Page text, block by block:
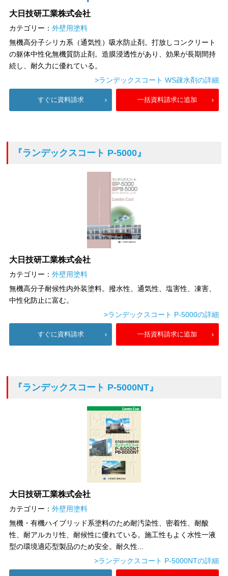
大日技研工業株式会社
カテゴリー：外壁用塗料
無機高分子シリカ系（通気性）吸水防止剤。打放しコンクリート
の躯体中性化無機質防止剤。造膜浸透性があり、効果が長期間持
続し、耐久力に優れている。
>ランデックスコート WS疎水剤の詳細
すぐに資料請求 一括資料請求に追加
『ランデックスコート P-5000』
大日技研工業株式会社
カテゴリー：外壁用塗料
無機高分子耐候性内外装塗料。撥水性、通気性、塩害性、凍害、
中性化防止に富む。
>ランデックスコート P-5000の詳細
すぐに資料請求 一括資料請求に追加
『ランデックスコート P-5000NT』
大日技研工業株式会社
カテゴリー：外壁用塗料
無機・有機ハイブリッド系塗料のため耐汚染性、密着性、耐酸
性、耐アルカリ性、耐候性に優れている。施工性もよく水性一液
型の環境適応型製品のため安全。耐久性...
>ランデックスコート P-5000NTの詳細